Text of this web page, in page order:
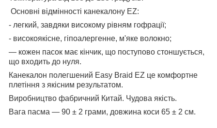
Основні відмінності канекалону EZ:
- легкий, завдяки високому рівням гофрації;
- високоякісне, гіпоалергенне, м'яке волокно;
— кожен пасок має кінчик, що поступово стоншується,
що входить до нуля.
Канекалон полегшений Easy Braid EZ це комфортне
плетіння з якісним результатом.
Виробництво фабричний Китай. Чудова якість.
Вага пасма — 90 ± 2 грами, довжина коси 65 ± 2 см.